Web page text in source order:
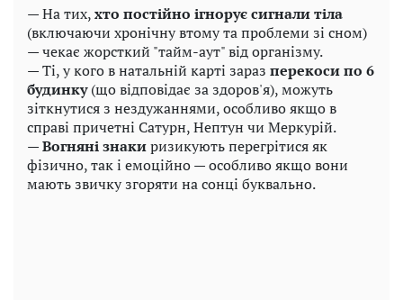
— На тих,хто постійно ігнорує сигнали тіла
(включаючи хронічну втому та проблеми зі сном)
— чекає жорсткий "тайм-аут" від організму.
— Ті, у кого в натальній карті зараз перекоси по 6
будинку(що відповідає за здоров'я), можуть
зіткнутися з нездужаннями, особливо якщо в
справі причетні Сатурн, Нептун чи Меркурій.
—Вогняні знакиризикують перегрітися як
фізично, так і емоційно — особливо якщо вони
мають звичку згоряти на сонці буквально.